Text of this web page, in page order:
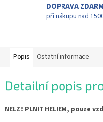
DOPRAVA
při nákupu nad
Popis Ostatní informace
Detailní popis
NELZE PLNIT HELIEM, pouze